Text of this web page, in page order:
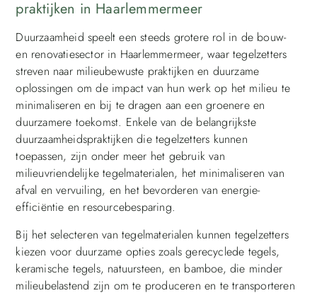
praktijken in Haarlemmermeer
Duurzaamheid speelt een steeds grotere rol in de bouw-
en renovatiesector in Haarlemmermeer, waar tegelzetters
streven naar milieubewuste praktijken en duurzame
oplossingen om de impact van hun werk op het milieu te
minimaliseren en bij te dragen aan een groenere en
duurzamere toekomst. Enkele van de belangrijkste
duurzaamheidspraktijken die tegelzetters kunnen
toepassen, zijn onder meer het gebruik van
milieuvriendelijke tegelmaterialen, het minimaliseren van
afval en vervuiling, en het bevorderen van energie-
efficiëntie en resourcebesparing.
Bij het selecteren van tegelmaterialen kunnen tegelzetters
kiezen voor duurzame opties zoals gerecyclede tegels,
keramische tegels, natuursteen, en bamboe, die minder
milieubelastend zijn om te produceren en te transporteren